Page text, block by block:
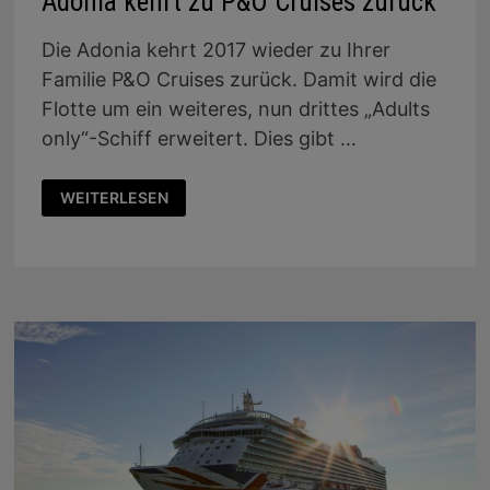
Die Adonia kehrt 2017 wieder zu Ihrer
Familie P&O Cruises zurück. Damit wird die
Flotte um ein weiteres, nun drittes „Adults
only“-Schiff erweitert. Dies gibt …
ADONIA
KEHRT
ZU
WEITERLESEN